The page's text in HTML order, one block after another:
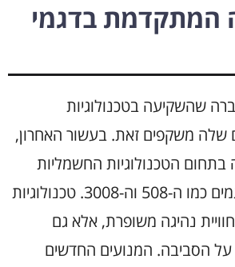
המתקדמת בדגמי
שהשקיעה בטכנולוגיות
שלה משקפים זאת. בעשור האחרון,
בתחום הטכנולוגיות החשמליות
וההיברידיות, עם דגמים כמו ה-508 וה-3008. טכנולוגיות
נהיגה משופרת, אלא גם
הסביבה. המנועים החדשים